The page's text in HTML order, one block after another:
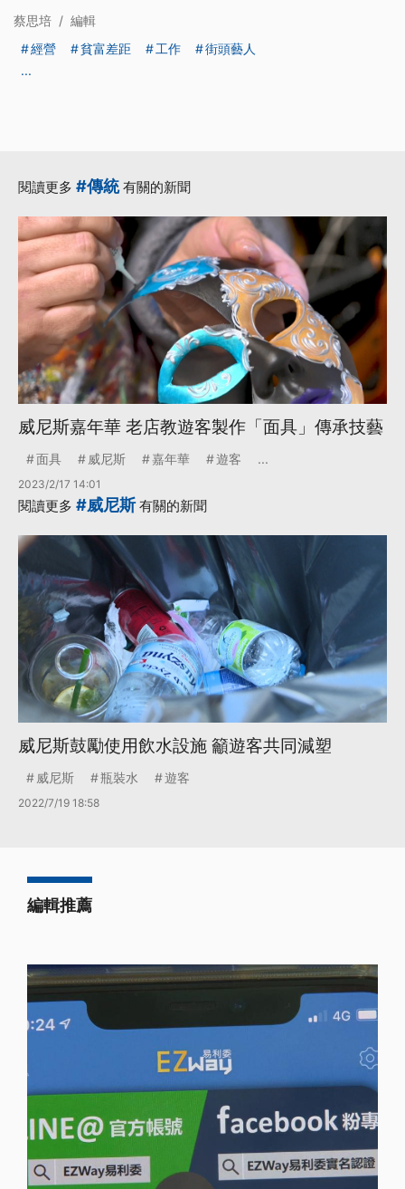
蔡思培 / 編輯
經營
貧富差距 工作
街頭藝人
...
閱讀更多 #傳統有關的新聞
威尼斯嘉年華 老店教遊客製作「面具」傳承技藝
面具 威尼斯 嘉年華 遊客 ...
2023/2/17 14:01
閱讀更多 #威尼斯有關的新聞
威尼斯鼓勵使用飲水設施 籲遊客共同減塑
威尼斯 瓶裝水 遊客
2022/7/19 18:58
編輯推薦